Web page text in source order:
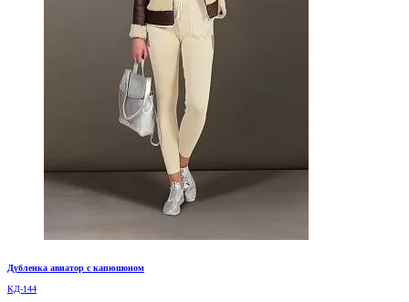
Дубленка авиатор с капюшоном
КД-144